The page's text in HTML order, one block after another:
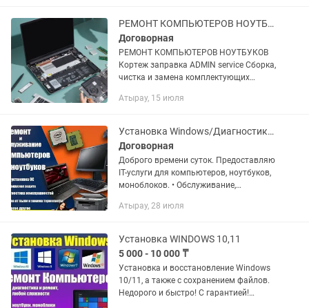
РЕМОНТ КОМПЬЮТЕРОВ НОУТБУКОВ Кортеж Сборка, чистка и замена комплектующих
Договорная
РЕМОНТ КОМПЬЮТЕРОВ НОУТБУКОВ
Кортеж заправка ADMIN service Сборка,
чистка и замена комплектующих
операционных систем - (WINDOWS
Атырау, 15 июля
Установка Windows/Диагностика/Ремонт/Чистка и Обслуживание/IT Услуги/Другое
Договорная
Доброго времени суток. Предоставляю
IT-услуги для компьютеров, ноутбуков,
моноблоков. • Обслуживание,
пыли, замена термопасты. • Установка
Атырау, 28 июля
Установка WINDOWS 10,11
5 000 - 10 000 ₸
Установка и восстановление Windows
10/11, а также с сохранением файлов.
Недорого и быстро! С гарантией!